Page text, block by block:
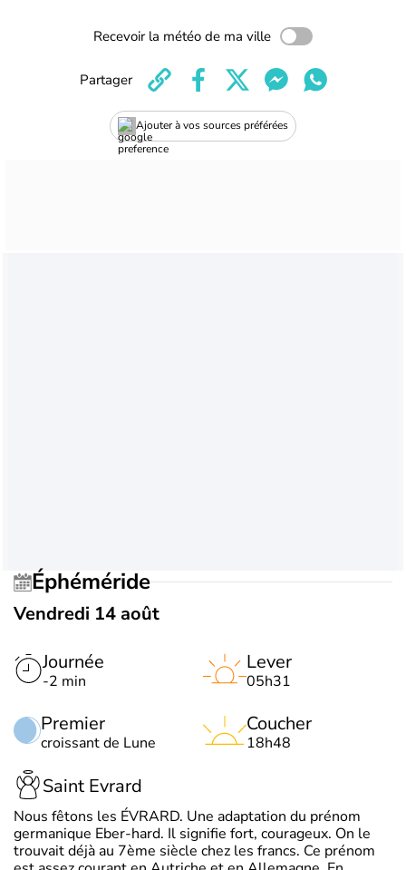
Recevoir la météo de ma ville
Ajouter à vos sources préférées
Partager
Éphéméride
Vendredi 14 août
Journée
-2 min
Premier
croissant de Lune
Lever
05h31
Coucher
18h48
Saint Evrard
Nous fêtons les ÉVRARD. Une adaptation du prénom
germanique Eber-hard. Il signifie fort, courageux. On le
trouvait déjà au 7ème siècle chez les francs. Ce prénom